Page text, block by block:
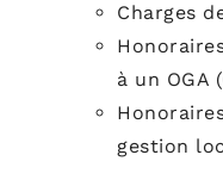
Charges
à un OGA
gestion